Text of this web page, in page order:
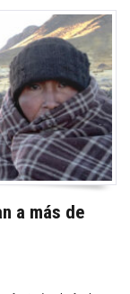
a más de